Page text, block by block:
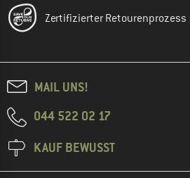
Zertifizierter Retourenprozess
MAIL UNS!
044 522 02 17
KAUF BEWUSST